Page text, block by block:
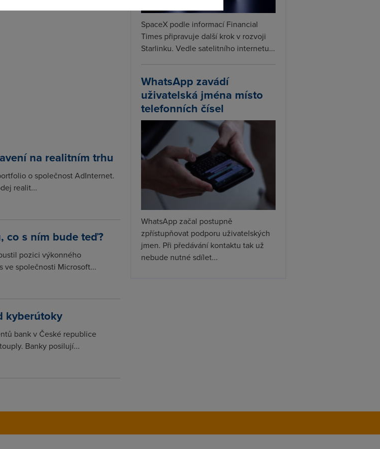
na realitním trhu
o společnost AdInternet.
realit...
co s ním bude teď?
pozici výkonného
ve společnosti Microsoft...
kyberútoky
bank v České republice
Banky posilují...
SpaceX podle informací Financial
Times připravuje další krok v rozvoji
Starlinku. Vedle satelitního internetu...
WhatsApp zavádí
uživatelská jména místo
telefonních čísel
WhatsApp začal postupně
zpřístupňovat podporu uživatelských
jmen. Při předávání kontaktu tak už
nebude nutné sdílet...